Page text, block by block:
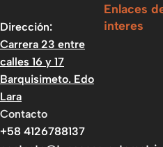
Dirección:
Carrera 23 entre
calles 16 y 17
Barquisimeto. Edo
Lara
Contacto
+58 4126788137
Enlaces
interes